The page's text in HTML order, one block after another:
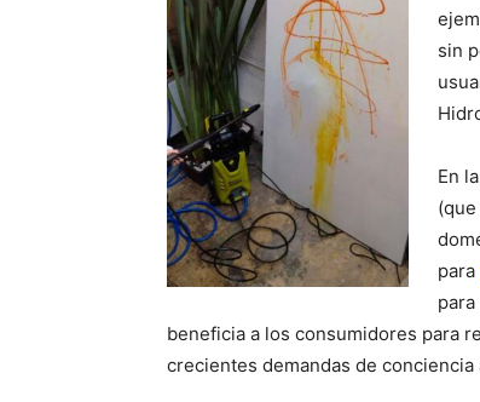
sin
En
para
beneficia a los consumidores para
crecientes demandas de